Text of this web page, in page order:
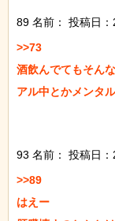
89 名前：
投稿日
>>73
酒飲んでてもそん
アル中とかメンタ
93 名前：
投稿日
>>89
はえー